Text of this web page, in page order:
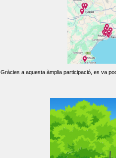
Gràcies a aquesta àmplia participació, es va